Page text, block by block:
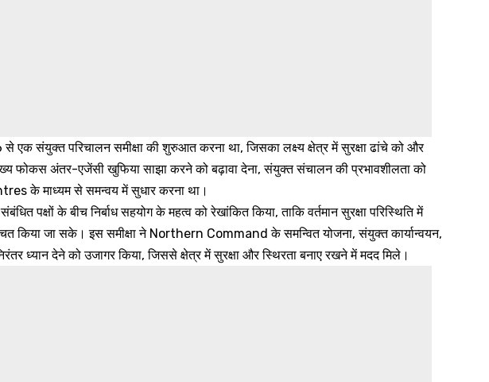
एक संयुक्त परिचालन समीक्षा की शुरुआत करना था, जिसका लक्ष्य क्षेत्र में सुरक्षा ढांचे को और
फोकस अंतर-एजेंसी खुफिया साझा करने को बढ़ावा देना, संयुक्त संचालन की प्रभावशीलता को
के माध्यम से समन्वय में सुधार करना था।
पक्षों के बीच निर्बाध सहयोग के महत्व को रेखांकित किया, ताकि वर्तमान सुरक्षा परिस्थिति में
किया जा सके। इस समीक्षा ने Northern Command के समन्वित योजना, संयुक्त कार्यान्वयन,
ध्यान देने को उजागर किया, जिससे क्षेत्र में सुरक्षा और स्थिरता बनाए रखने में मदद मिले।